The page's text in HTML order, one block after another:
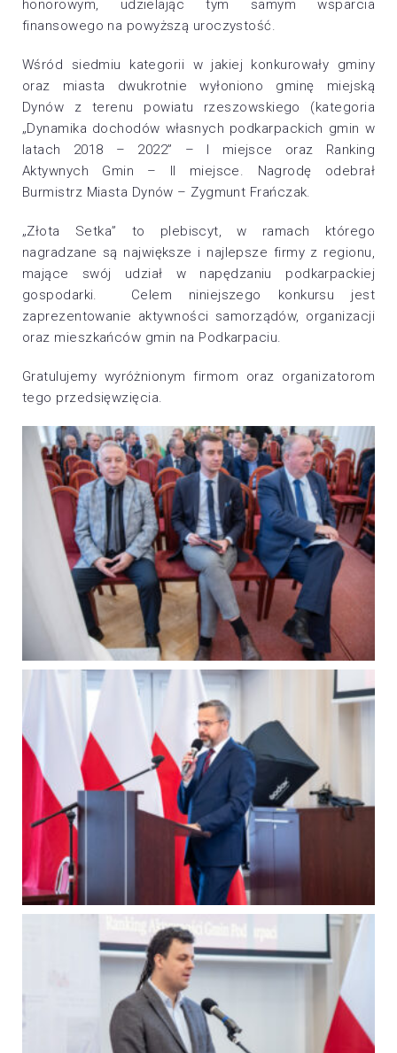
honorowym, udzielając tym samym wsparcia
finansowego na powyższą uroczystość.
Wśród siedmiu kategorii w jakiej konkurowały gminy
oraz miasta dwukrotnie wyłoniono gminę miejską
Dynów z terenu powiatu rzeszowskiego (kategoria
„Dynamika dochodów własnych podkarpackich gmin w
latach 2018 – 2022” – I miejsce oraz Ranking
Aktywnych Gmin – II miejsce. Nagrodę odebrał
Burmistrz Miasta Dynów – Zygmunt Frańczak.
„Złota Setka” to plebiscyt, w ramach którego
nagradzane są największe i najlepsze firmy z regionu,
mające swój udział w napędzaniu podkarpackiej
gospodarki. Celem niniejszego konkursu jest
zaprezentowanie aktywności samorządów, organizacji
oraz mieszkańców gmin na Podkarpaciu.
Gratulujemy wyróżnionym firmom oraz organizatorom
tego przedsięwzięcia.